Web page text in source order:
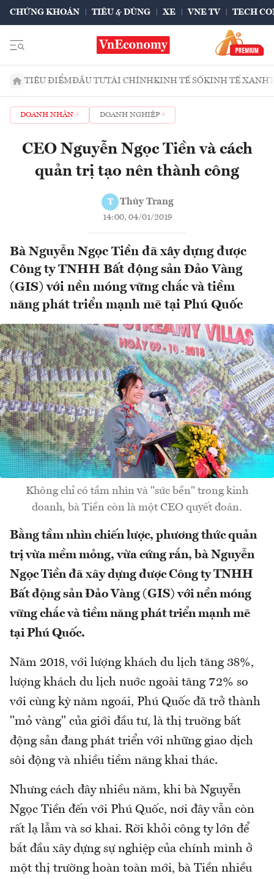
CHỨNG KHOÁN TIÊU & DÙNG XE VNE TV TECH
TIÊU ĐIỂMĐẦU TƯTÀI CHÍNHKINH TẾ SỐKINH TẾ XANH
DOANH NHÂN DOANH NGHIỆP
CEO Nguyễn Ngọc Tiền và cách
quản trị tạo nên thành công
T Thùy Trang
14:00, 04/01/2019
Bà Nguyễn Ngọc Tiền đã xây dựng được
Công ty TNHH Bất động sản Đảo Vàng
(GIS) với nền móng vững chắc và tiềm
năng phát triển mạnh mẽ tại Phú Quốc
Không chỉ có tầm nhìn và "sức bền" trong kinh
doanh, bà Tiền còn là một CEO quyết đoán.
Bằng tầm nhìn chiến lược, phương thức quản
trị vừa mềm mỏng, vừa cứng rắn, bà Nguyễn
Ngọc Tiền đã xây dựng được Công ty TNHH
Bất động sản Đảo Vàng (GIS) với nền móng
vững chắc và tiềm năng phát triển mạnh mẽ
tại Phú Quốc.
Năm 2018, với lượng khách du lịch tăng 38%,
lượng khách du lịch nuớc ngoài tăng 72% so
với cùng kỳ năm ngoái, Phú Quốc đã trở thành
"mỏ vàng" của giới đầu tư, là thị truờng bất
động sản đang phát triển với những giao dịch
sôi động và nhiều tiềm năng khai thác.
Nhưng cách đây nhiều năm, khi bà Nguyễn
Ngọc Tiền đến với Phú Quốc, nơi đây vẫn còn
rất lạ lẫm và sơ khai. Rời khỏi công ty lớn để
bắt đầu xây dựng sự nghiệp của chính mình ở
một thị trường hoàn toàn mới, bà Tiền nhiều